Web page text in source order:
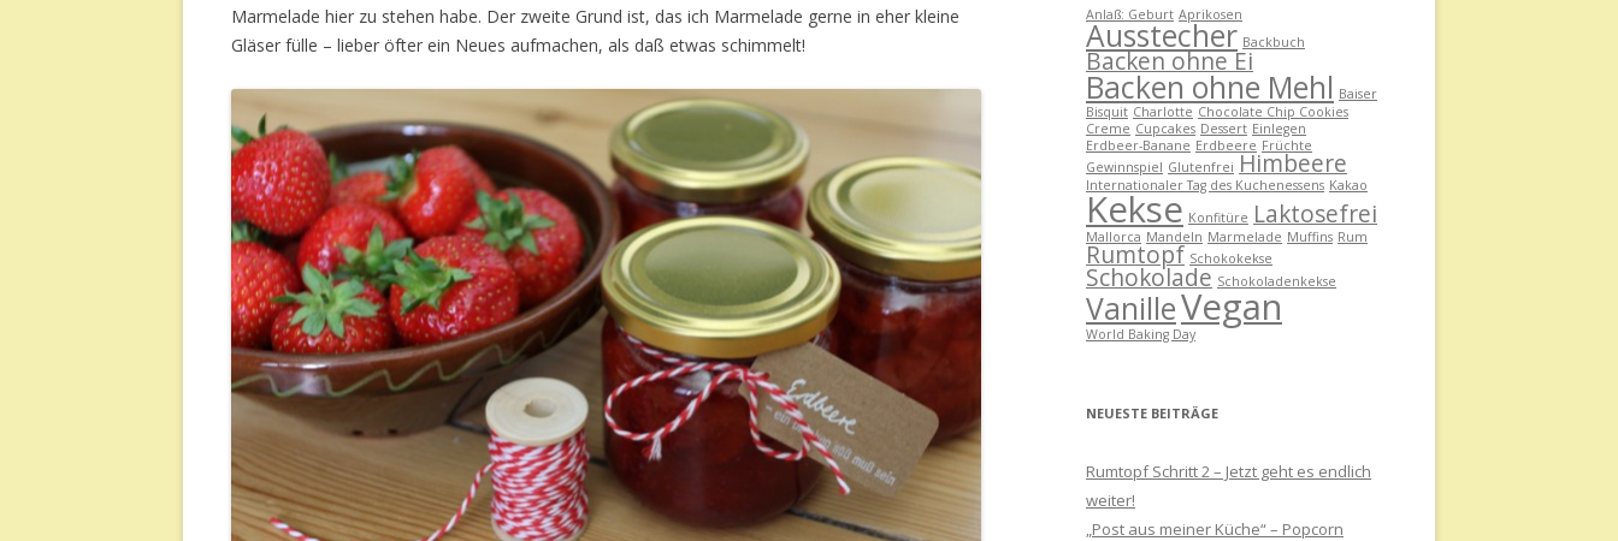
Marmelade hier zu stehen habe. Der zweite Grund ist, das ich Marmelade gerne in eher kleine
Gläser fülle – lieber öfter ein Neues aufmachen, als daß etwas schimmelt!
Anlaß: Geburt Aprikosen
Ausstecher Backbuch
Backen ohne Ei
Backen ohne Mehl Baiser
Bisquit Charlotte Chocolate Chip Cookies
Creme Cupcakes Dessert Einlegen
Erdbeer-Banane Erdbeere Früchte
Gewinnspiel Glutenfrei Himbeere
Internationaler Tag des Kuchenessens Kakao
Kekse Konfitüre Laktosefrei
Mallorca Mandeln Marmelade Muffins Rum
Rumtopf Schokokekse
Schokolade Schokoladenkekse
VanilleVegan
World Baking Day
NEUESTE BEITRÄGE
Rumtopf Schritt 2 – Jetzt geht es endlich
weiter!
„Post aus meiner Küche“ – Popcorn